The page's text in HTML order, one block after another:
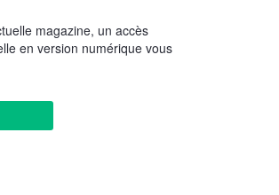
magazine, un accès
en version numérique vous